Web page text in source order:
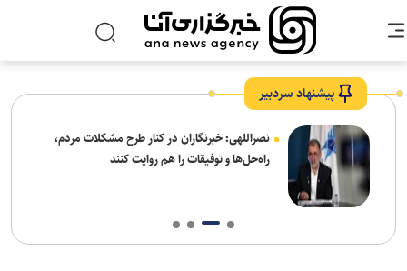
پیشنهاد سردبیر
نصراللهی: خبرنگاران در کنار طرح مشکلات مردم،
راه‌حل‌ها و توفیقات را هم روایت کنند